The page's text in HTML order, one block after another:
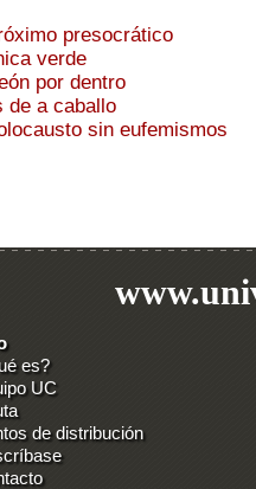
presocrático
verde
por dentro
de a caballo
sin eufemismos
es?
UC
de distribución